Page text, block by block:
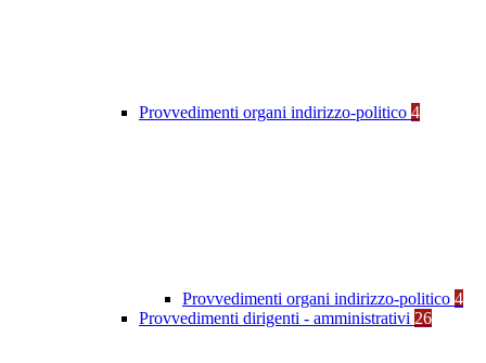
Provvedimenti organi indirizzo-politico 4
Provvedimenti organi indirizzo-politico 4
Provvedimenti dirigenti - amministrativi 26